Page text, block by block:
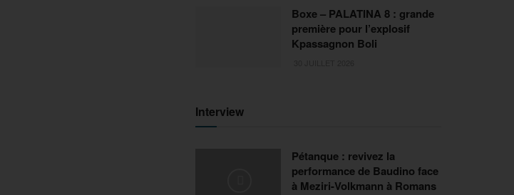
Boxe – PALATINA 8 : grande
première pour l’explosif
Kpassagnon Boli
Interview
Pétanque : revivez la
performance de Baudino face
à Meziri-Volkmann à Romans